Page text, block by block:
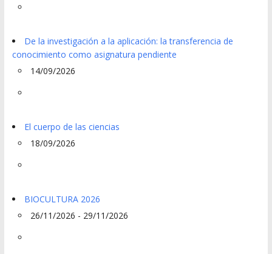
De la investigación a la aplicación: la transferencia de
conocimiento como asignatura pendiente
14/09/2026
El cuerpo de las ciencias
18/09/2026
BIOCULTURA 2026
26/11/2026 - 29/11/2026